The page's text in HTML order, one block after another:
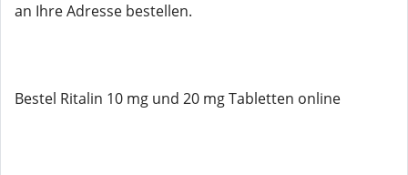
an Ihre Adresse bestellen.
Bestel Ritalin 10 mg und 20 mg Tabletten online